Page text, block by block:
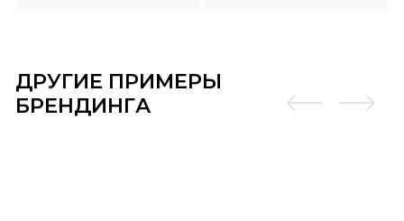
ДРУГИЕ ПРИМЕРЫ
БРЕНДИНГА